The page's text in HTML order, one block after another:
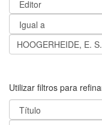
Utilizar filtros para